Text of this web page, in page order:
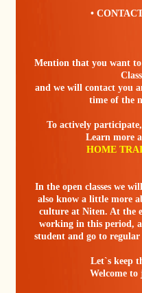
•
Mention that you want
and we will contact you
time of the
To actively
Learn more
HOME
In the open classes we
also know a little more
culture at Niten. At the
working in this period,
student and go to
Let`s keep
Welcome to